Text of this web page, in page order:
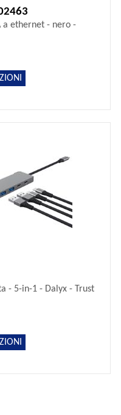
a ethernet - nero -
- 5-in-1 - Dalyx - Trust